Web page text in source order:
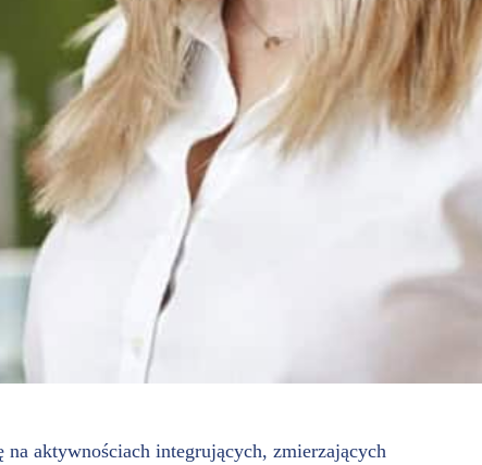
aktywnościach integrujących, zmierzających